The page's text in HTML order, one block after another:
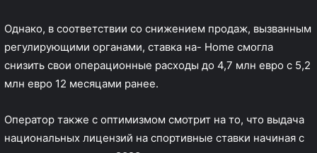
Однако, в соответствии со снижением продаж, вызванным
регулирующими органами, ставка на- Home смогла
снизить свои операционные расходы до 4,7 млн евро с 5,2
млн евро 12 месяцами ранее.
Оператор также с оптимизмом смотрит на то, что выдача
национальных лицензий на спортивные ставки начиная с